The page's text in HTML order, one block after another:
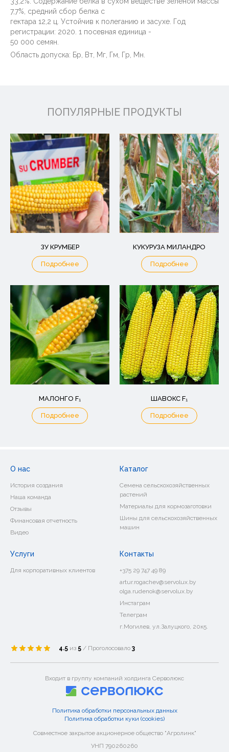
7,7%, средний сбор белка с
гектара 12,2 ц. Устойчив к полеганию и засухе. Год
регистрации: 2020. 1 посевная единица -
50 000 семян.
Область допуска: Бр, Вт, Мг, Гм, Гр, Мн.
ПОПУЛЯРНЫЕ ПРОДУКТЫ
ЗУ КРУМБЕР
Подробнее
КУКУРУЗА МИЛАНДРО
Подробнее
МАЛОНГО F₁
Подробнее
ШАВОКС F₁
Подробнее
О нас
История создания
Наша команда
Отзывы
Финансовая отчетность
Видео
Каталог
Семена сельскохозяйственных
растений
Материалы для кормозаготовки
Шины для сельскохозяйственных
машин
Услуги
Для корпоративных клиентов
Контакты
+375 29 747 49 89
artur.rogachev@servolux.by
olga.rudenok@servolux.by
Инстаграм
Телеграм
г.Могилев, ул.Залуцкого, 20к5.
4.5 из 5 / Проголосовало 3
Входит в группу компаний холдинга Серволюкс
Политика обработки персональных данных
Политика обработки куки (cookies)
Совместное закрытое акционерное общество "Агролинк"
УНП 790260260